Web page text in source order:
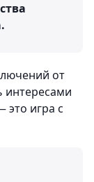
от
интересами
это игра с